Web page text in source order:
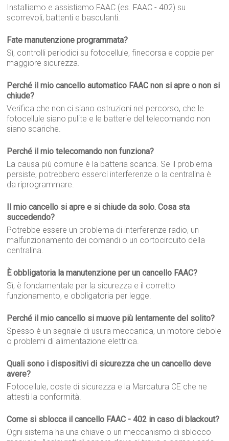
Installiamo e assistiamo FAAC (es. FAAC - 402) su
scorrevoli, battenti e basculanti.
Fate manutenzione programmata?
Sì, controlli periodici su fotocellule, finecorsa e coppie per
maggiore sicurezza.
Perché il mio cancello automatico FAAC non si apre o non si
chiude?
Verifica che non ci siano ostruzioni nel percorso, che le
fotocellule siano pulite e le batterie del telecomando non
siano scariche.
Perché il mio telecomando non funziona?
La causa più comune è la batteria scarica. Se il problema
persiste, potrebbero esserci interferenze o la centralina è
da riprogrammare.
Il mio cancello si apre e si chiude da solo. Cosa sta
succedendo?
Potrebbe essere un problema di interferenze radio, un
malfunzionamento dei comandi o un cortocircuito della
centralina.
È obbligatoria la manutenzione per un cancello FAAC?
Sì, è fondamentale per la sicurezza e il corretto
funzionamento, e obbligatoria per legge.
Perché il mio cancello si muove più lentamente del solito?
Spesso è un segnale di usura meccanica, un motore debole
o problemi di alimentazione elettrica.
Quali sono i dispositivi di sicurezza che un cancello deve
avere?
Fotocellule, coste di sicurezza e la Marcatura CE che ne
attesti la conformità.
Come si sblocca il cancello FAAC - 402 in caso di blackout?
Ogni sistema ha una chiave o un meccanismo di sblocco